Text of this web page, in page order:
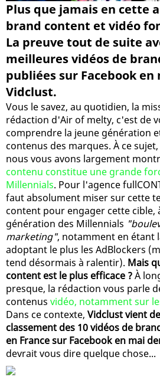
Plus que jamais en cette
brand content et vidéo
La preuve tout de suite
meilleures vidéos de
publiées sur Facebook en
Vidclust.
Vous le savez, au quotidien, la
rédaction d'Air of melty, c'est de
comprendre la jeune génération
contenus des marques. À ce
nous vous avons largement
contenu constitue une grande
Millennials. Pour l'agence
faut absolument miser sur cette
content pour engager cette cible,
génération des Millennials
marketing", notamment en étant
adoptant le plus les AdBlockers
tend désormais à ralentir). Mais
content est le plus efficace ?À
presque, la rédaction vous parle
contenus vidéo, notamment sur
Dans ce contexte, Vidclust vient
classement des 10 vidéos de
en France sur Facebook en mai
devrait vous dire quelque chose...